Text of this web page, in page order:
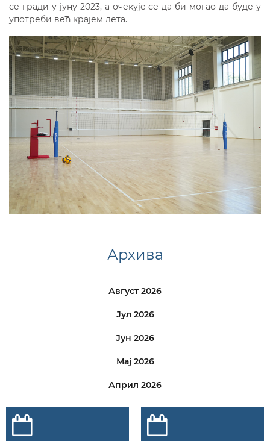
се гради у јуну 2023, а очекује се да би могао да буде у
употреби већ крајем лета.
Архива
Август 2026
Јул 2026
Јун 2026
Мај 2026
Април 2026